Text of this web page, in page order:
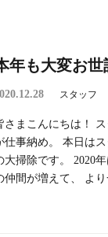
年も大変お世
スタッフ
さまこんにちは！
仕事納め。 本日は
大掃除です。 2020
仲間が増えて、 よ